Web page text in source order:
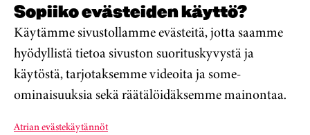
Sopiiko evästeiden käyttö?
Käytämme sivustollamme evästeitä, jotta saamme
hyödyllistä tietoa sivuston suorituskyvystä ja
käytöstä, tarjotaksemme videoita ja some-
ominaisuuksia sekä räätälöidäksemme mainontaa.
Atrian evästekäytännöt
Denmark
Vaihde +45 76 28 25 00
Atria Viro
Metsa str. 19, Valga
Estonia